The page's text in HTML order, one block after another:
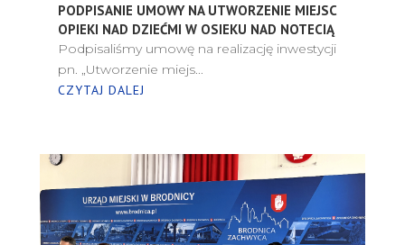
PODPISANIE UMOWY NA UTWORZENIE MIEJSC
OPIEKI NAD DZIEĆMI W OSIEKU NAD NOTECIĄ
Podpisaliśmy umowę na realizację inwestycji
pn. „Utworzenie miejs...
CZYTAJ DALEJ